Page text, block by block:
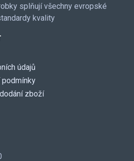
splňují všechny evropské
kvality
údajů
podmínky
zboží